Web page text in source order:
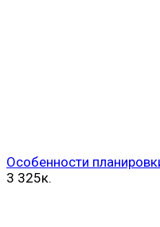
Особенности
3 325к.